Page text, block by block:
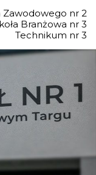
Zawodowego nr 2
Branżowa nr 3
Technikum nr 3